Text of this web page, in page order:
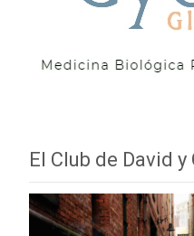
El Club de David